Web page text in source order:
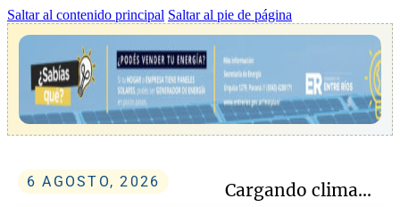
Saltar al contenido principal Saltar al pie de página
6 AGOSTO, 2026 Cargando clima...